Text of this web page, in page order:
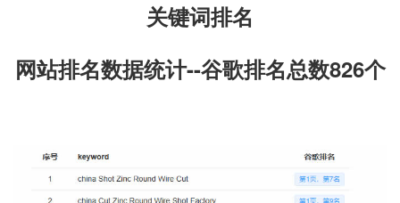
关键词排名
网站排名数据统计--谷歌排名总数826个